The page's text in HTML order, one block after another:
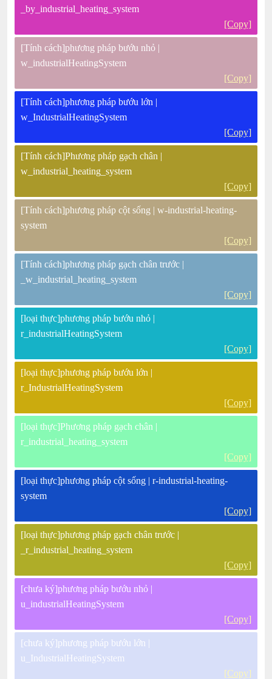
_by_industrial_heating_system
[Copy]
[Tính cách]phương pháp bướu nhỏ |
w_industrialHeatingSystem
[Copy]
[Tính cách]phương pháp bướu lớn |
w_IndustrialHeatingSystem
[Copy]
[Tính cách]Phương pháp gạch chân |
w_industrial_heating_system
[Copy]
[Tính cách]phương pháp cột sống | w-industrial-heating-
system
[Copy]
[Tính cách]phương pháp gạch chân trước |
_w_industrial_heating_system
[Copy]
[loại thực]phương pháp bướu nhỏ |
r_industrialHeatingSystem
[Copy]
[loại thực]phương pháp bướu lớn |
r_IndustrialHeatingSystem
[Copy]
[loại thực]Phương pháp gạch chân |
r_industrial_heating_system
[Copy]
[loại thực]phương pháp cột sống | r-industrial-heating-
system
[Copy]
[loại thực]phương pháp gạch chân trước |
_r_industrial_heating_system
[Copy]
[chưa ký]phương pháp bướu nhỏ |
u_industrialHeatingSystem
[Copy]
[chưa ký]phương pháp bướu lớn |
u_IndustrialHeatingSystem
[Copy]